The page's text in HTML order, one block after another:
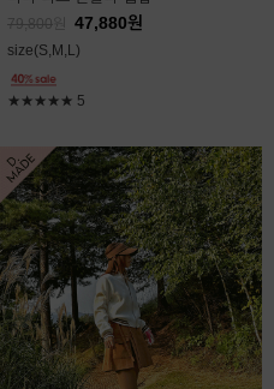
79,800 47,880원
size(S,M,L)
★★★★★ 5